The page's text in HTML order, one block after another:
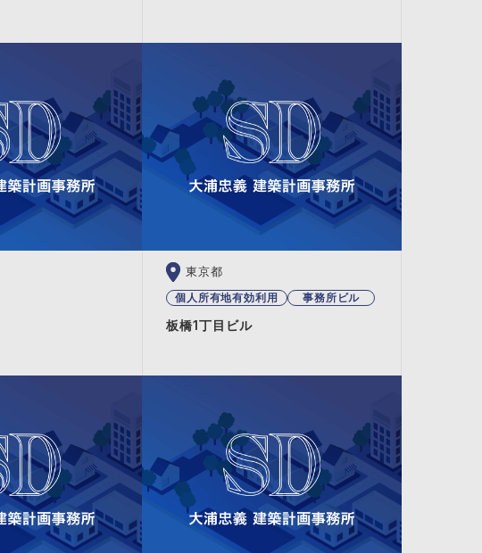
東京都
個人所有地有効利用 事務所ビル
板橋1丁目ビル